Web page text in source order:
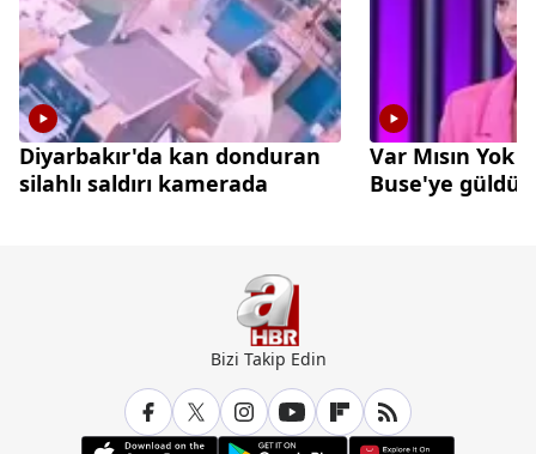
Diyarbakır'da kan donduran
silahlı saldırı kamerada
Var Mısın Yok
Buse'ye güldü
Bizi Takip Edin